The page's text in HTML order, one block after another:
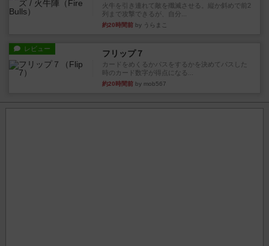
火牛を引き連れて敵を殲滅させる。縦か斜めで前2
列まで攻撃できるが、自分...
約20時間前 by うらまこ
レビュー フリップ７
カードをめくるかパスをするかを決めてパスした
時のカード数字が得点になる...
約20時間前 by mob567